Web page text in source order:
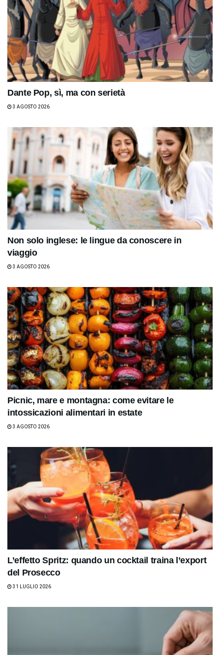
Dante Pop, sì, ma con serietà
3 AGOSTO 2026
Non solo inglese: le lingue da conoscere in
viaggio
3 AGOSTO 2026
Picnic, mare e montagna: come evitare le
intossicazioni alimentari in estate
3 AGOSTO 2026
L’effetto Spritz: quando un cocktail traina l’export
del Prosecco
31 LUGLIO 2026